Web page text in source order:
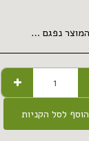
הוסף לסל הקניות